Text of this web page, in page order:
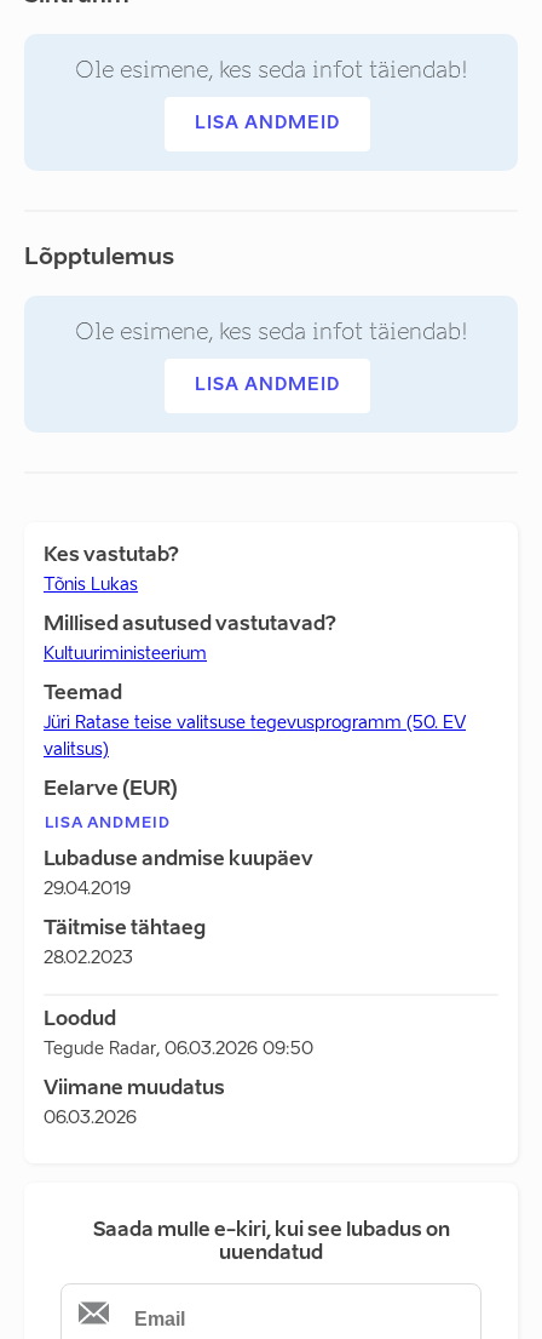
Ole esimene, kes seda infot täiendab!
LISA ANDMEID
Lõpptulemus
Ole esimene, kes seda infot täiendab!
LISA ANDMEID
Kes vastutab?
Tõnis Lukas
Millised asutused vastutavad?
Kultuuriministeerium
Teemad
Jüri Ratase teise valitsuse tegevusprogramm (50. EV
valitsus)
Eelarve (EUR)
LISA ANDMEID
Lubaduse andmise kuupäev
29.04.2019
Täitmise tähtaeg
28.02.2023
Loodud
Tegude Radar, 06.03.2026 09:50
Viimane muudatus
06.03.2026
Saada mulle e-kiri, kui see lubadus on
uuendatud